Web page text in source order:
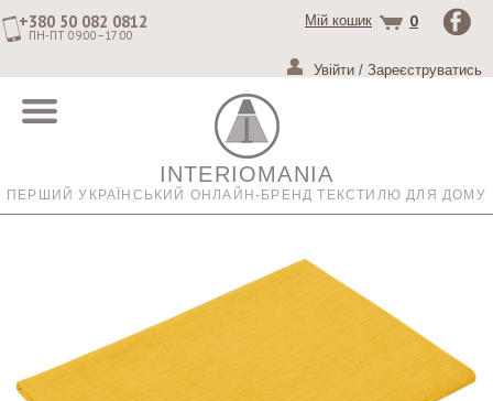
+380 50 082 0812
ПН-ПТ 09:00–17:00
Мій кошик 0
Увійти / Зареєструватись
INTERIOMANIA
ПЕРШИЙ УКРАЇНСЬКИЙ ОНЛАЙН-БРЕНД ТЕКСТИЛЮ ДЛЯ ДОМУ